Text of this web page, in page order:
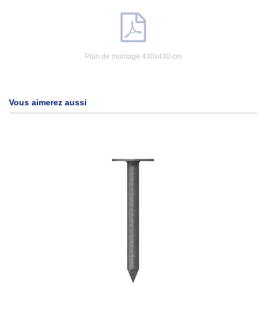
Plan de montage 430x430 cm
Vous aimerez aussi